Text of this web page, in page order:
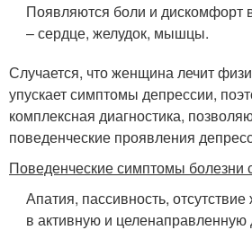
Появляются боли и дискомфорт
– сердце, желудок, мышцы.
Случается, что женщина лечит
упускает симптомы депрессии,
комплексная диагностика,
поведенческие проявления
Поведенческие симптомы болезни
Апатия, пассивность,
в активную и целенаправленную